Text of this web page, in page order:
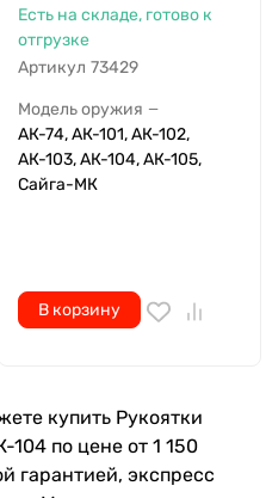
Есть на складе, готово к
отгрузке
Артикул 73429
Модель оружия —
АК-74, АК-101, АК-102,
АК-103, АК-104, АК-105,
Сайга-МК
В корзину
купить Рукоятки
104 по цене от 1 150
гарантией, экспресс